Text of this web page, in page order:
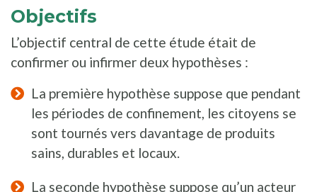
Objectifs
L’objectif central de cette étude était de
confirmer ou infirmer deux hypothèses :
La première hypothèse suppose que pendant
les périodes de confinement, les citoyens se
sont tournés vers davantage de produits
sains, durables et locaux.
La seconde hypothèse suppose qu’un acteur